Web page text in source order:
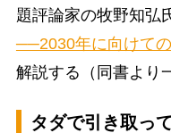
題評論家の牧野知弘
──2030年に向けての
解説する（同書より
タダで引き取っ